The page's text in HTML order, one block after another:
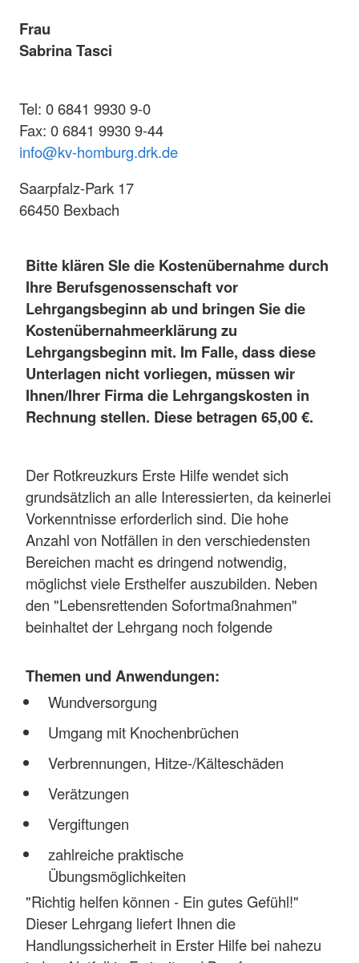
Frau
Sabrina Tasci
Tel: 0 6841 9930 9-0
Fax: 0 6841 9930 9-44
info@kv-homburg.drk.de
Saarpfalz-Park 17
66450 Bexbach
Bitte klären SIe die Kostenübernahme durch
Ihre Berufsgenossenschaft vor
Lehrgangsbeginn ab und bringen Sie die
Kostenübernahmeerklärung zu
Lehrgangsbeginn mit. Im Falle, dass diese
Unterlagen nicht vorliegen, müssen wir
Ihnen/Ihrer Firma die Lehrgangskosten in
Rechnung stellen. Diese betragen 65,00 €.
Der Rotkreuzkurs Erste Hilfe wendet sich
grundsätzlich an alle Interessierten, da keinerlei
Vorkenntnisse erforderlich sind. Die hohe
Anzahl von Notfällen in den verschiedensten
Bereichen macht es dringend notwendig,
möglichst viele Ersthelfer auszubilden. Neben
den "Lebensrettenden Sofortmaßnahmen"
beinhaltet der Lehrgang noch folgende
Themen und Anwendungen:
Wundversorgung
Umgang mit Knochenbrüchen
Verbrennungen, Hitze-/Kälteschäden
Verätzungen
Vergiftungen
zahlreiche praktische
Übungsmöglichkeiten
"Richtig helfen können - Ein gutes Gefühl!"
Dieser Lehrgang liefert Ihnen die
Handlungssicherheit in Erster Hilfe bei nahezu